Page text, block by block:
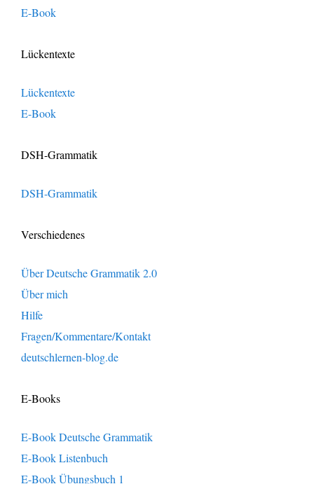
E-Book
Lückentexte
Lückentexte
E-Book
DSH-Grammatik
DSH-Grammatik
Verschiedenes
Über Deutsche Grammatik 2.0
Über mich
Hilfe
Fragen/Kommentare/Kontakt
deutschlernen-blog.de
E-Books
E-Book Deutsche Grammatik
E-Book Listenbuch
E-Book Übungsbuch 1